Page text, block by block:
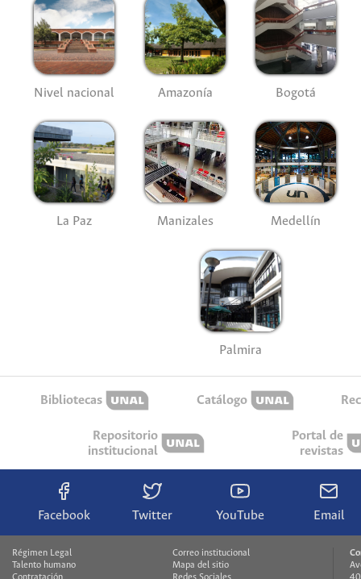
Nivel nacional Amazonía Bogotá
La Paz Manizales Medellín
Palmira
Bibliotecas Catálogo
Repositorio
institucional
Portal de
revistas
Facebook Twitter YouTube Email
Régimen Legal
Talento humano
Correo institucional
Mapa del sitio